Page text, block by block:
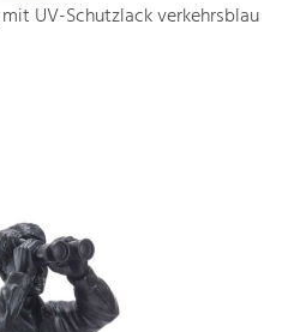
UV-Schutzlack verkehrsblau